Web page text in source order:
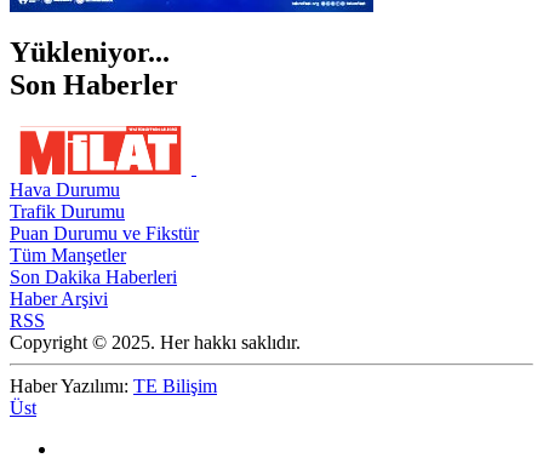
Yükleniyor...
Son Haberler
Hava Durumu
Trafik Durumu
Puan Durumu ve Fikstür
Tüm Manşetler
Son Dakika Haberleri
Haber Arşivi
RSS
Copyright © 2025. Her hakkı saklıdır.
Haber Yazılımı: TE Bilişim
Üst